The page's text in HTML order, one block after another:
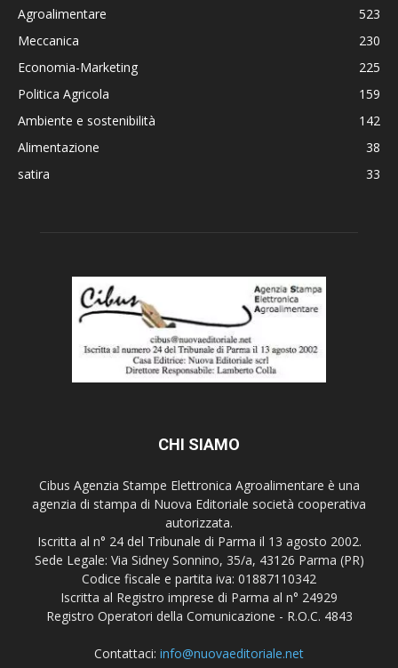
Agroalimentare
523
Meccanica
230
Economia-Marketing
225
Politica Agricola
159
Ambiente e sostenibilità
142
Alimentazione
38
satira
33
CHI SIAMO
Cibus Agenzia Stampe Elettronica Agroalimentare è una
agenzia di stampa di Nuova Editoriale società cooperativa
autorizzata.
Iscritta al n° 24 del Tribunale di Parma il 13 agosto 2002.
Sede Legale: Via Sidney Sonnino, 35/a, 43126 Parma (PR)
Codice fiscale e partita iva: 01887110342
Iscritta al Registro imprese di Parma al n° 24929
Registro Operatori della Comunicazione - R.O.C. 4843
Contattaci: info@nuovaeditoriale.net